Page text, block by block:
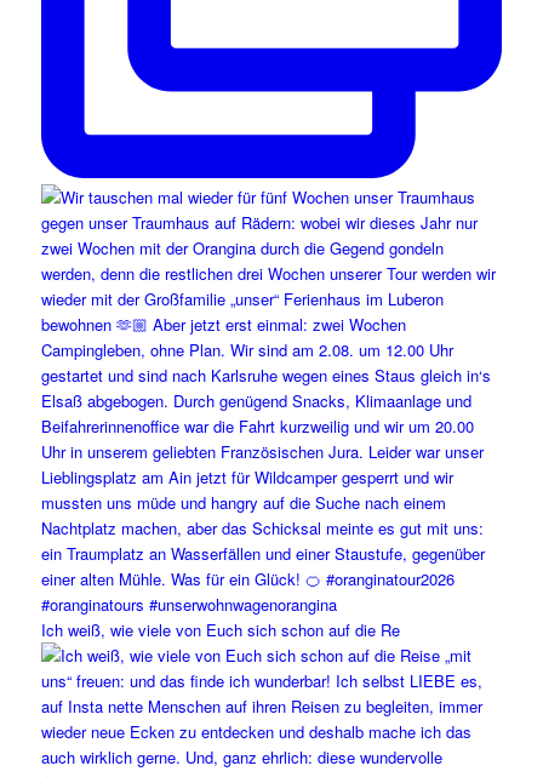
Ich weiß, wie viele von Euch sich schon auf die Re